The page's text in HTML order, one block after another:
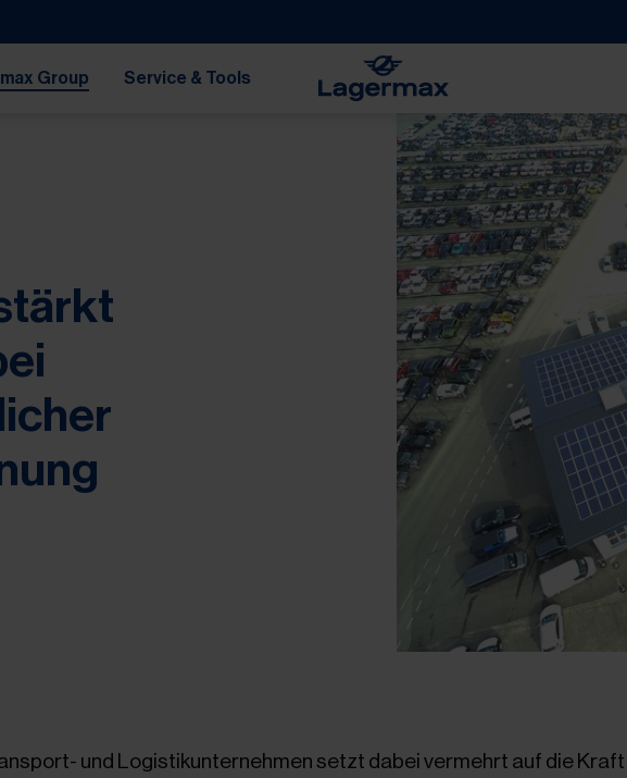
Group Service & Tools
und Logistikunternehmen setzt dabei vermehrt auf die Kraft